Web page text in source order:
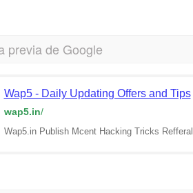
previa de Google
Wap5 - Daily Updating Offers and Tips
wap5.in/
Wap5.in Publish Mcent Hacking Tricks